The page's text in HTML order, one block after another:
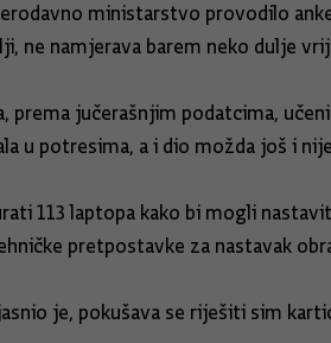
ministarstvo provodilo
ne namjerava barem neko dulje
prema jučerašnjim podatcima,
u potresima, a i dio možda još i
113 laptopa kako bi mogli
pretpostavke za nastavak
je, pokušava se riješiti sim